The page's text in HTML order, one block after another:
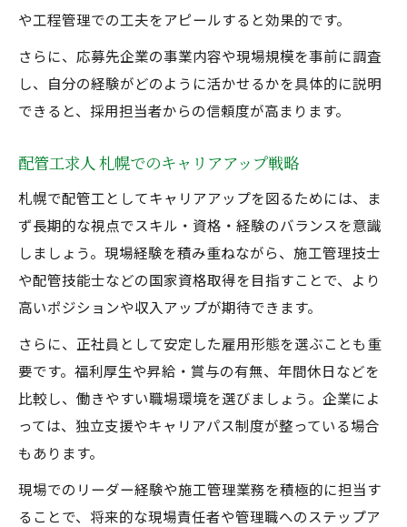
や工程管理での工夫をアピールすると効果的です。
さらに、応募先企業の事業内容や現場規模を事前に調査
し、自分の経験がどのように活かせるかを具体的に説明
できると、採用担当者からの信頼度が高まります。
配管工求人 札幌でのキャリアアップ戦略
札幌で配管工としてキャリアアップを図るためには、ま
ず長期的な視点でスキル・資格・経験のバランスを意識
しましょう。現場経験を積み重ねながら、施工管理技士
や配管技能士などの国家資格取得を目指すことで、より
高いポジションや収入アップが期待できます。
さらに、正社員として安定した雇用形態を選ぶことも重
要です。福利厚生や昇給・賞与の有無、年間休日などを
比較し、働きやすい職場環境を選びましょう。企業によ
っては、独立支援やキャリアパス制度が整っている場合
もあります。
現場でのリーダー経験や施工管理業務を積極的に担当す
ることで、将来的な現場責任者や管理職へのステップア